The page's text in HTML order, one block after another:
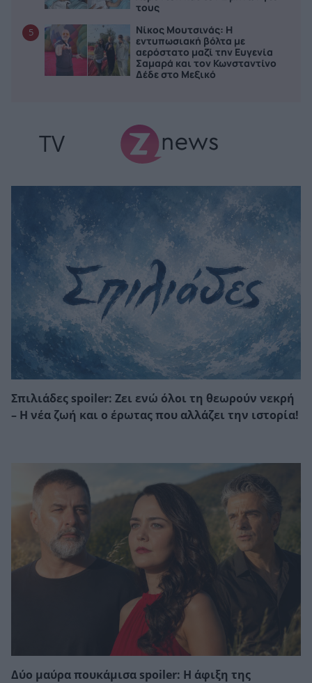
τους
5
Νίκος Μουτσινάς: Η
εντυπωσιακή βόλτα με
αερόστατο μαζί την Ευγενία
Σαμαρά και τον Κωνσταντίνο
Δέδε στο Μεξικό
TV
Σπιλιάδες spoiler: Ζει ενώ όλοι τη θεωρούν νεκρή
– Η νέα ζωή και ο έρωτας που αλλάζει την ιστορία!
Δύο μαύρα πουκάμισα spoiler: Η άφιξη της